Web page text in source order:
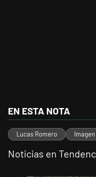
EN ESTA NOTA
Lucas Romero
Noticias en